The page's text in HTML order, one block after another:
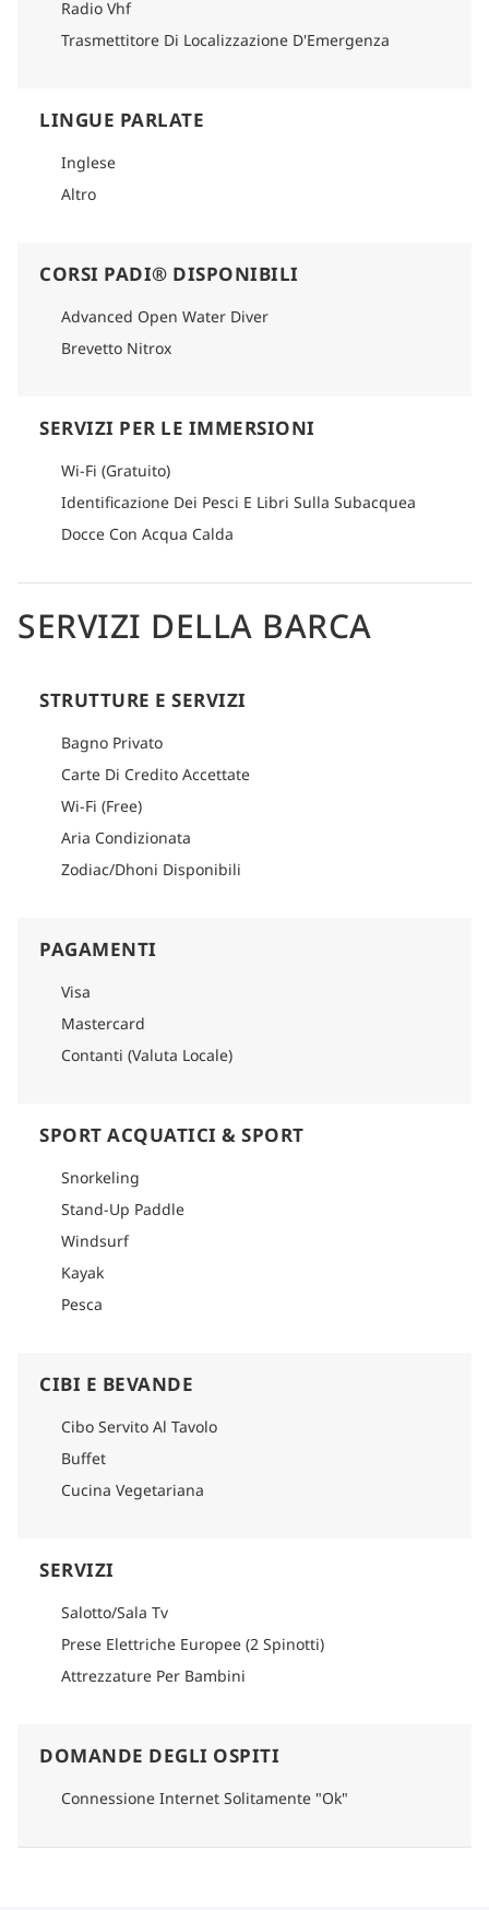
Radio Vhf
Trasmettitore Di Localizzazione D'Emergenza
LINGUE PARLATE
Inglese
Altro
CORSI PADI® DISPONIBILI
Advanced Open Water Diver
Brevetto Nitrox
SERVIZI PER LE IMMERSIONI
Wi-Fi (Gratuito)
Identificazione Dei Pesci E Libri Sulla Subacquea
Docce Con Acqua Calda
SERVIZI DELLA BARCA
STRUTTURE E SERVIZI
Bagno Privato
Carte Di Credito Accettate
Wi-Fi (Free)
Aria Condizionata
Zodiac/Dhoni Disponibili
PAGAMENTI
Visa
Mastercard
Contanti (Valuta Locale)
SPORT ACQUATICI & SPORT
Snorkeling
Stand-Up Paddle
Windsurf
Kayak
Pesca
CIBI E BEVANDE
Cibo Servito Al Tavolo
Buffet
Cucina Vegetariana
SERVIZI
Salotto/Sala Tv
Prese Elettriche Europee (2 Spinotti)
Attrezzature Per Bambini
DOMANDE DEGLI OSPITI
Connessione Internet Solitamente "Ok"